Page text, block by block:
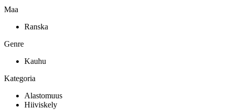
Maa
Ranska
Genre
Kauhu
Kategoria
Alastomuus
Hiiviskely